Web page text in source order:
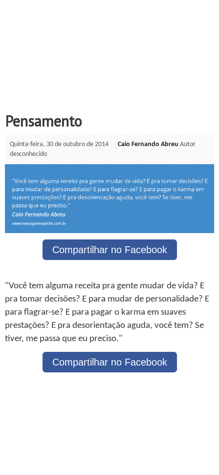
Pensamento
Quinta-feira, 30 de outubro de 2014 Caio Fernando Abreu Autor
desconhecido
Compartilhar no Facebook
"Você tem alguma receita pra gente mudar de vida? E
pra tomar decisões? E para mudar de personalidade? E
para flagrar-se? E para pagar o karma em suaves
prestações? E pra desorientação aguda, você tem? Se
tiver, me passa que eu preciso."
Compartilhar no Facebook